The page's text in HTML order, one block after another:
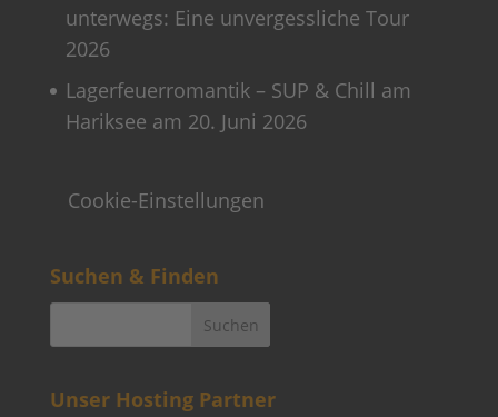
unterwegs: Eine unvergessliche Tour
2026
Lagerfeuerromantik – SUP & Chill am
Hariksee am 20. Juni 2026
Cookie-Einstellungen
Suchen & Finden
Unser Hosting Partner